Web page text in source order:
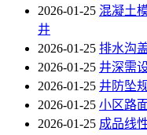
2026-01-25 混凝土
井
2026-01-25 排水沟
2026-01-25 井深需
2026-01-25 井防坠
2026-01-25 小区路
2026-01-25 成品线